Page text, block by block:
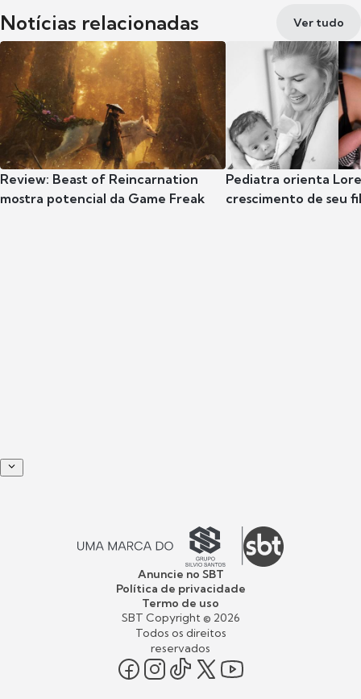
Notícias relacionadas Ver tudo
Review: Beast of Reincarnation
mostra potencial da Game Freak
Pediatra orienta
crescimento de seu
Anuncie no SBT
Política de privacidade
Termo de uso
SBT Copyright © 2026
Todos os direitos
reservados